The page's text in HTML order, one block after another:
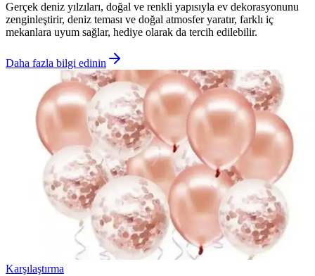
Gerçek deniz yılzıları, doğal ve renkli yapısıyla ev dekorasyonunu
zenginleştirir, deniz teması ve doğal atmosfer yaratır, farklı iç
mekanlara uyum sağlar, hediye olarak da tercih edilebilir.
Daha fazla bilgi edinin
Karşılaştırma